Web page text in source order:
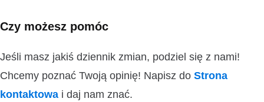
Czy możesz pomóc
Jeśli masz jakiś dziennik zmian, podziel się z nami!
Chcemy poznać Twoją opinię! Napisz do Strona
kontaktowa i daj nam znać.